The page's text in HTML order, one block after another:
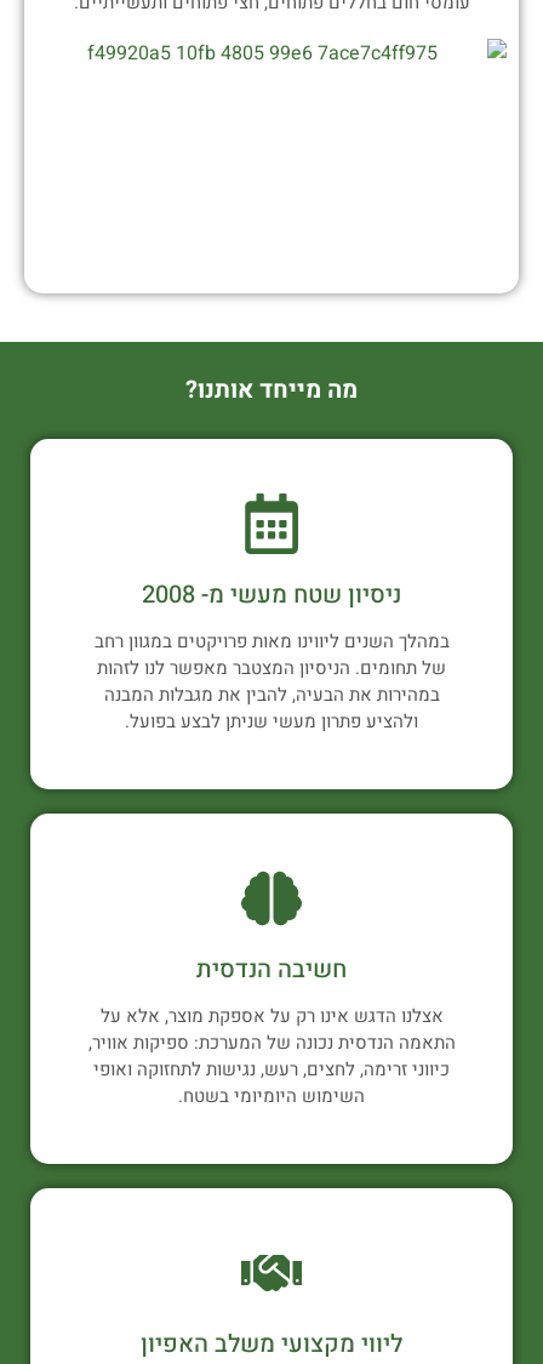
מה מייחד אותנו?
ניסיון שטח מעשי מ- 2008
במהלך השנים ליווינו מאות פרויקטים במגוון רחב
של תחומים. הניסיון המצטבר מאפשר לנו לזהות
במהירות את הבעיה, להבין את מגבלות המבנה
ולהציע פתרון מעשי שניתן לבצע בפועל.
חשיבה הנדסית
אצלנו הדגש אינו רק על אספקת מוצר, אלא על
התאמה הנדסית נכונה של המערכת: ספיקות אוויר,
כיווני זרימה, לחצים, רעש, נגישות לתחזוקה ואופי
השימוש היומיומי בשטח.
ליווי מקצועי משלב האפיון